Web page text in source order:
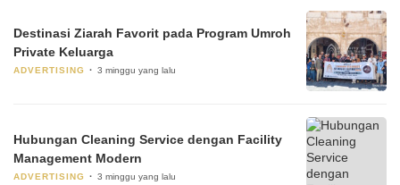
Destinasi Ziarah Favorit pada Program Umroh
Private Keluarga
ADVERTISING 3 minggu yang lalu
Hubungan Cleaning Service dengan Facility
Management Modern
ADVERTISING 3 minggu yang lalu